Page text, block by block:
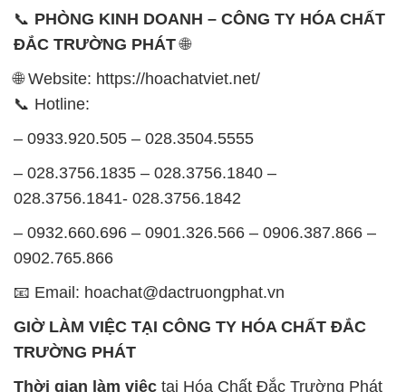
– 0932.660.696 – 0901.326.566 – 0906.387.866 –
0902.765.866
📧 Email: hoachat@dactruongphat.vn
GIỜ LÀM VIỆC TẠI CÔNG TY HÓA CHẤT ĐẮC
TRƯỜNG PHÁT
Thời gian làm việctại Hóa Chất Đắc Trường Phát
được tổ chức như sau:
Thứ 2 đến thứ 6: Buổi sáng: từ 8h đến 11h – Buổi
chiều: từ 12h30 đến 17h
Thứ 7: Buổi sáng: từ 8h đến 11h – Buổi chiều: từ
Chủ nhật: Nghỉ chủ nhật hàng tuần
Chúng tôi rất trân trọng thời gian và cam kết tuân